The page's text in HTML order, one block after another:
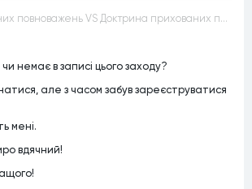
Доктрина виключних повноважень VS Доктрина прихованих повноважень
немає в записі цього заходу?
але з часом забув зареєструватися
мені.
вдячний!